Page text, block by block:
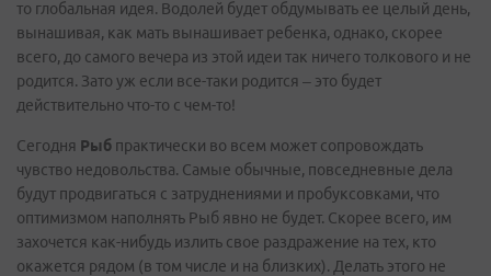
то глобальная идея. Водолей будет обдумывать ее целый день,
вынашивая, как мать вынашивает ребенка, однако, скорее
всего, до самого вечера из этой идеи так ничего толкового и не
родится. Зато уж если все-таки родится – это будет
действительно что-то с чем-то!
Сегодня Рыб практически во всем может сопровождать
чувство недовольства. Самые обычные, повседневные дела
будут продвигаться с затруднениями и пробуксовками, что
оптимизмом наполнять Рыб явно не будет. Скорее всего, им
захочется как-нибудь излить свое раздражение на тех, кто
окажется рядом (в том числе и на близких). Делать этого не